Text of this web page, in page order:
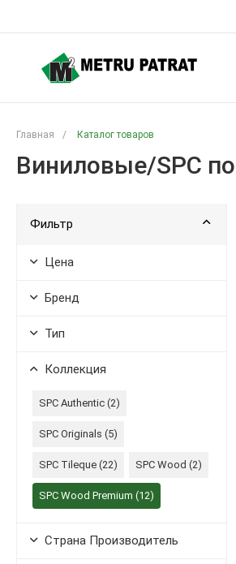
Главная / Каталог товаров
Виниловые/SPC
Фильтр
Цена
Бренд
Тип
Коллекция
SPC Authentic (2)
SPC Originals (5)
SPC Tileque (22) SPC Wood (2)
SPC Wood Premium (12)
Страна Производитель